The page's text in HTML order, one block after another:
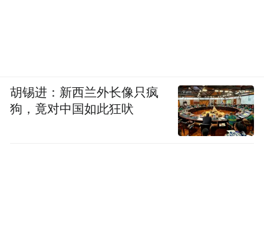
胡锡进：新西兰外长像只疯
狗，竟对中国如此狂吠